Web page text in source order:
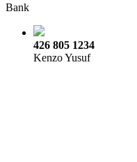
Bank
426 805 1234
Kenzo Yusuf